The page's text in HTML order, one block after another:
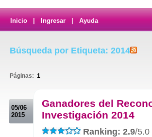
Inicio Ingresar Ayuda
Búsqueda por Etiqueta: 2014
Páginas: 1
05/06
2015
Ganadores del
Investigación 2014
Ranking: 2.9/5.0